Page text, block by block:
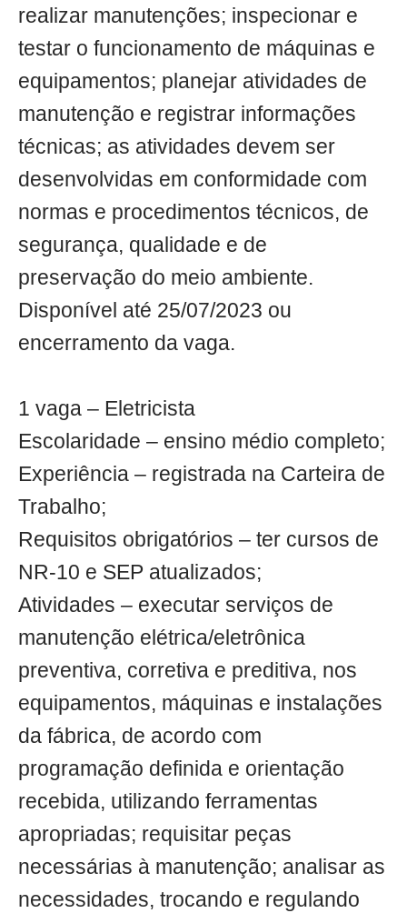
realizar manutenções; inspecionar e
testar o funcionamento de máquinas e
equipamentos; planejar atividades de
manutenção e registrar informações
técnicas; as atividades devem ser
desenvolvidas em conformidade com
normas e procedimentos técnicos, de
segurança, qualidade e de
preservação do meio ambiente.
Disponível até 25/07/2023 ou
encerramento da vaga.
1 vaga – Eletricista
Escolaridade – ensino médio completo;
Experiência – registrada na Carteira de
Trabalho;
Requisitos obrigatórios – ter cursos de
NR-10 e SEP atualizados;
Atividades – executar serviços de
manutenção elétrica/eletrônica
preventiva, corretiva e preditiva, nos
equipamentos, máquinas e instalações
da fábrica, de acordo com
programação definida e orientação
recebida, utilizando ferramentas
apropriadas; requisitar peças
necessárias à manutenção; analisar as
necessidades, trocando e regulando